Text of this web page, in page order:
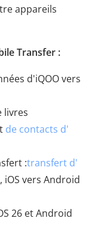
appareils
Transfer :
d'iQOO vers
livres
de contacts d'
:transfert d'
iOS vers Android
26 et Android